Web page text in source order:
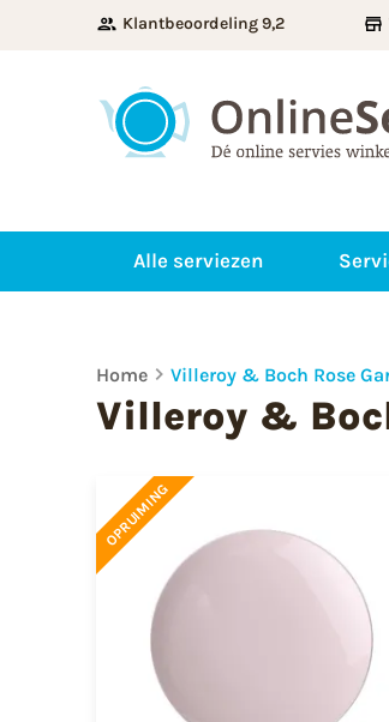
Klantbeoordeling 9,2
Alle serviezen
Home Villeroy & Boch Rose
Villeroy &
OPRUIMING